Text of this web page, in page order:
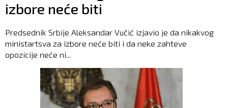
izbore neće biti
Predsednik Srbije Aleksandar Vučić izjavio je da nikakvog
ministartsva za izbore neće biti i da neke zahteve
opozicije neće ni...